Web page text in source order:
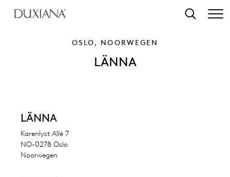
Zoeken
OSLO, NOORWEGEN
LÄNNA
LÄNNA
Karenlyst Allé 7
NO-0278 Oslo
Noorwegen